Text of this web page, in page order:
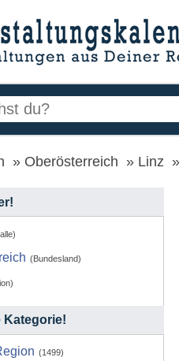
Oberösterreich Linz
(Bundesland)
Kategorie!
(1499)